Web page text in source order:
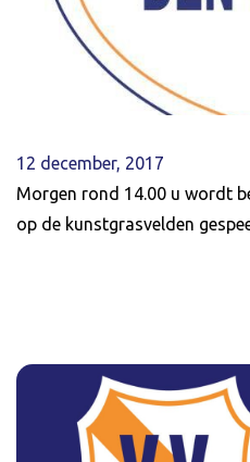
12 december, 2017
Morgen rond 14.00 u wordt
op de kunstgrasvelden